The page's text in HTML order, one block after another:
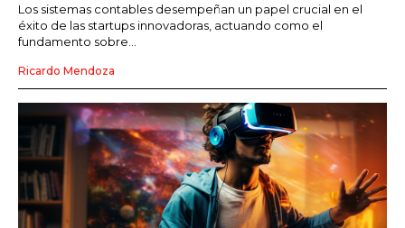
Los sistemas contables desempeñan un papel crucial en el
éxito de las startups innovadoras, actuando como el
fundamento sobre...
Ricardo Mendoza